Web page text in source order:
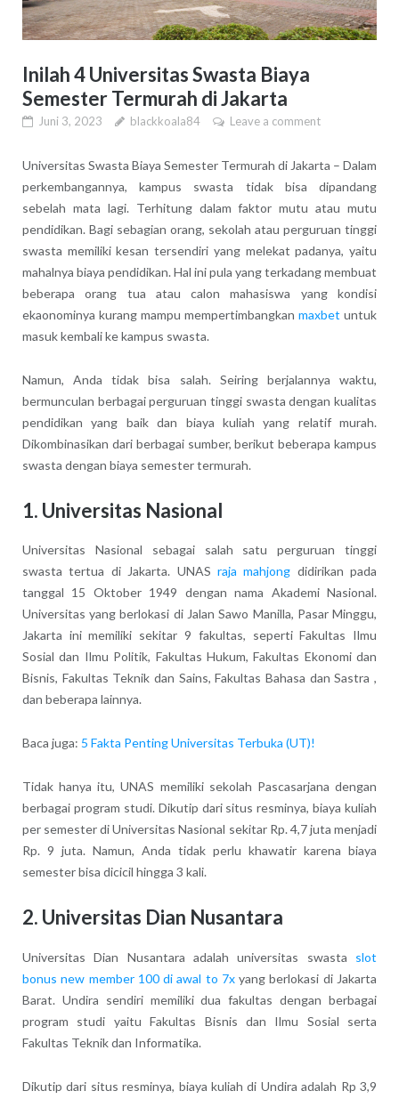
Inilah 4 Universitas Swasta Biaya
Semester Termurah di Jakarta
Juni 3, 2023 blackkoala84 Leave a comment
Universitas Swasta Biaya Semester Termurah di Jakarta – Dalam
perkembangannya, kampus swasta tidak bisa dipandang
sebelah mata lagi. Terhitung dalam faktor mutu atau mutu
pendidikan. Bagi sebagian orang, sekolah atau perguruan tinggi
swasta memiliki kesan tersendiri yang melekat padanya, yaitu
mahalnya biaya pendidikan. Hal ini pula yang terkadang membuat
beberapa orang tua atau calon mahasiswa yang kondisi
ekaonominya kurang mampu mempertimbangkanmaxbet untuk
masuk kembali ke kampus swasta.
Namun, Anda tidak bisa salah. Seiring berjalannya waktu,
bermunculan berbagai perguruan tinggi swasta dengan kualitas
pendidikan yang baik dan biaya kuliah yang relatif murah.
Dikombinasikan dari berbagai sumber, berikut beberapa kampus
swasta dengan biaya semester termurah.
1. Universitas Nasional
Universitas Nasional sebagai salah satu perguruan tinggi
swasta tertua di Jakarta. UNAS raja mahjong didirikan pada
tanggal 15 Oktober 1949 dengan nama Akademi Nasional.
Universitas yang berlokasi di Jalan Sawo Manilla, Pasar Minggu,
Jakarta ini memiliki sekitar 9 fakultas, seperti Fakultas Ilmu
Sosial dan Ilmu Politik, Fakultas Hukum, Fakultas Ekonomi dan
Bisnis, Fakultas Teknik dan Sains, Fakultas Bahasa dan Sastra ,
dan beberapa lainnya.
Baca juga: 5 Fakta Penting Universitas Terbuka (UT)!
Tidak hanya itu, UNAS memiliki sekolah Pascasarjana dengan
berbagai program studi. Dikutip dari situs resminya, biaya kuliah
per semester di Universitas Nasional sekitar Rp. 4,7 juta menjadi
Rp. 9 juta. Namun, Anda tidak perlu khawatir karena biaya
semester bisa dicicil hingga 3 kali.
2. Universitas Dian Nusantara
Universitas Dian Nusantara adalah universitas swasta slot
bonus new member 100 di awal to 7xyang berlokasi di Jakarta
Barat. Undira sendiri memiliki dua fakultas dengan berbagai
program studi yaitu Fakultas Bisnis dan Ilmu Sosial serta
Fakultas Teknik dan Informatika.
Dikutip dari situs resminya, biaya kuliah di Undira adalah Rp 3,9